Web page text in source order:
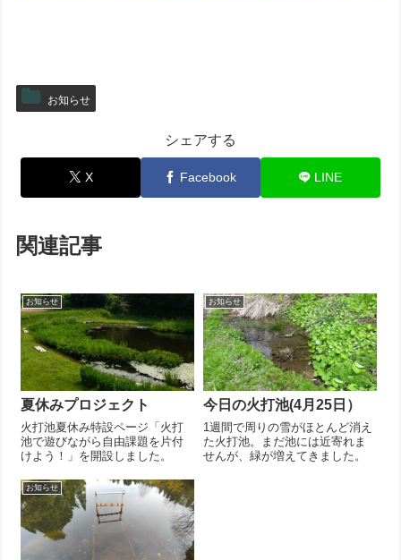
お知らせ
シェアする
X Facebook LINE
関連記事
お知らせ
夏休みプロジェクト
火打池夏休み特設ページ「火打
池で遊びながら自由課題を片付
けよう！」を開設しました。
お知らせ
今日の火打池(4月25日）
1週間で周りの雪がほとんど消え
た火打池。まだ池には近寄れま
せんが、緑が増えてきました。
お知らせ